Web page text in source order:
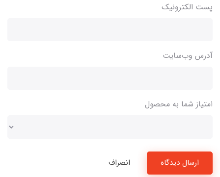
پست الکترونیک
آدرس وب‌سایت
امتیاز شما به محصول
ارسال دیدگاه انصراف